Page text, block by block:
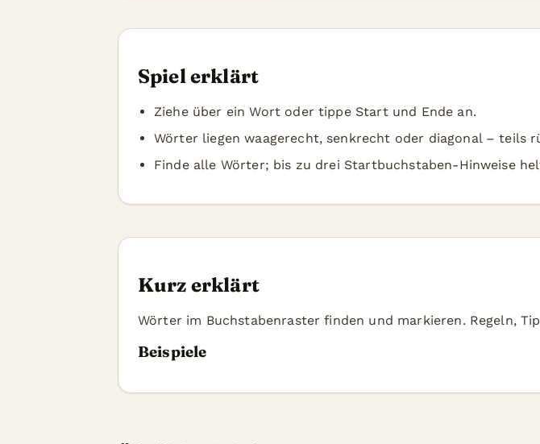
Spiel erklärt
Ziehe über ein Wort oder tippe Start und Ende an.
Wörter liegen waagerecht, senkrecht oder diagonal – teils
Finde alle Wörter; bis zu drei Startbuchstaben-Hinweise
Kurz erklärt
Wörter im Buchstabenraster finden und markieren. Regeln,
Beispiele